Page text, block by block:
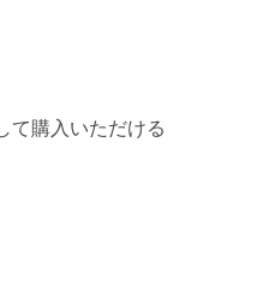
て購入いただける